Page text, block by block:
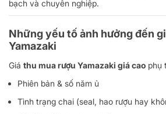
bạch và chuyên nghiệp.
Những yếu tố ảnh hưởng đến
Yamazaki
Giá thu mua rượu Yamazaki giá cao phụ
Phiên bản & số năm ủ
Tình trạng chai (seal, hao rượu hay